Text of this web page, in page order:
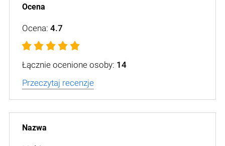
Ocena: 4.7
Łącznie ocenione osoby: 14
Przeczytaj recenzje